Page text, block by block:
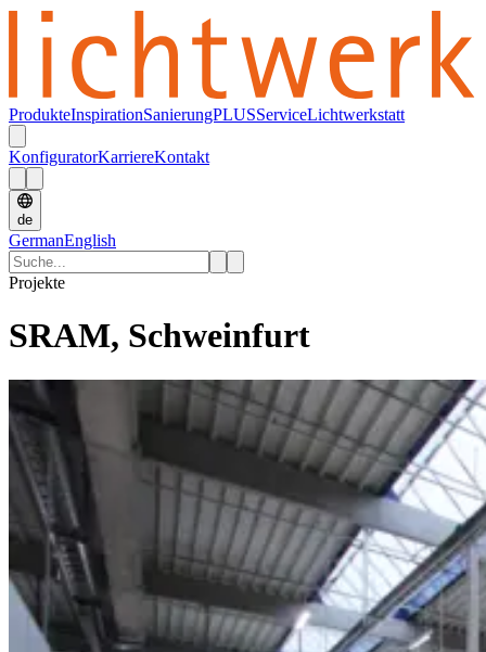
ProdukteInspirationSanierungPLUSServiceLichtwerkstatt
KonfiguratorKarriereKontakt
de
GermanEnglish
Projekte
SRAM, Schweinfurt